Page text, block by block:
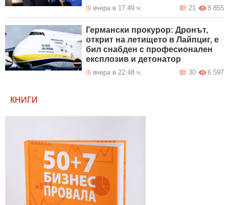
вчера в 17:49 ч. 8 855
21
Германски прокурор: Дронът,
открит на летището в Лайпциг, е
бил снабден с професионален
експлозив и детонатор
вчера в 22:48 ч. 6 597
30
КНИГИ